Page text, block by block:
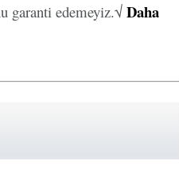
garanti edemeyiz.√Daha